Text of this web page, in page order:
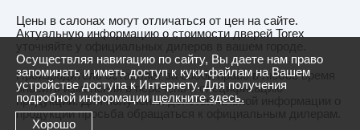
Цены в салонах могут отличаться от цен на сайте.
Актуальную информацию о стоимости дверей Torex
Производитель оставляет за собой право в любое время
вносить изменения в перечень и спецификацию
продукции. Для получения действительной информации о
продукции просьба обращаться к официальным дилерам.
Осуществляя навигацию по сайту, Вы даете нам право
запоминать и иметь доступ к куки-файлам на Вашем
устройстве доступа к Интернету. Для получения
подробной информации щелкните здесь.
Хорошо